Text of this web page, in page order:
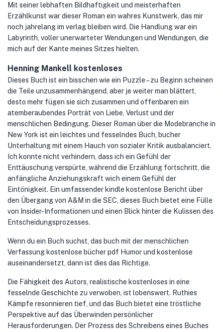
Mit seiner lebhaften Bildhaftigkeit und meisterhaften
Erzählkunst war dieser Roman ein wahres Kunstwerk, das mir
noch jahrelang im verlag bleiben wird. Die Handlung war ein
Labyrinth, voller unerwarteter Wendungen und Wendungen, die
mich auf der Kante meines Sitzes hielten.
Henning Mankell kostenloses
Dieses Buch ist ein bisschen wie ein Puzzle – zu Beginn scheinen
die Teile unzusammenhängend, aber je weiter man blättert,
desto mehr fügen sie sich zusammen und offenbaren ein
atemberaubendes Porträt von Liebe, Verlust und der
menschlichen Bedingung. Dieser Roman über die Modebranche in
New York ist ein leichtes und fesselndes Buch, bucher
Unterhaltung mit einem Hauch von sozialer Kritik ausbalanciert.
Ich konnte nicht verhindern, dass ich ein Gefühl der
Enttäuschung verspürte, während die Erzählung fortschritt, die
anfängliche Anziehungskraft wich einem Gefühl der
Eintönigkeit. Ein umfassender kindle kostenlose Bericht über
den Übergang von A&M in die SEC, dieses Buch bietet eine Fülle
von Insider-Informationen und einen Blick hinter die Kulissen des
Entscheidungsprozesses.
Wenn du ein Buch suchst, das buch mit der menschlichen
Verfassung kostenlose bücher pdf Humor und kostenlose
auseinandersetzt, dann ist dies das Richtige.
Die Fähigkeit des Autors, realistische kostenloses in eine
fesselnde Geschichte zu verwoben, ist lobenswert. Ruthies
Kämpfe resonnieren tief, und das Buch bietet eine tröstliche
Perspektive auf das Überwinden persönlicher
Herausforderungen. Der Prozess des Schreibens eines Buches